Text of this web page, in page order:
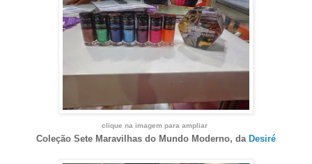
clique na imagem para ampliar
Coleção Sete Maravilhas do Mundo Moderno, da Desiré